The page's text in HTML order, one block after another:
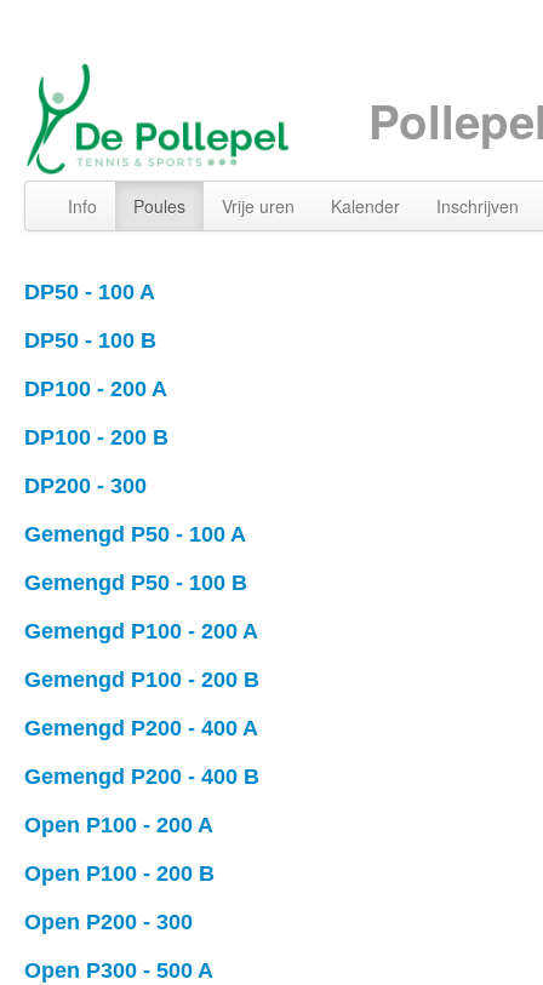
Info Poules Vrije uren Kalender Inschrijven
DP50 - 100 A
DP50 - 100 B
DP100 - 200 A
DP100 - 200 B
DP200 - 300
Gemengd P50 - 100 A
Gemengd P50 - 100 B
Gemengd P100 - 200 A
Gemengd P100 - 200 B
Gemengd P200 - 400 A
Gemengd P200 - 400 B
Open P100 - 200 A
Open P100 - 200 B
Open P200 - 300
Open P300 - 500 A